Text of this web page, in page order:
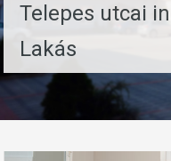
Telepes utcai
Lakás